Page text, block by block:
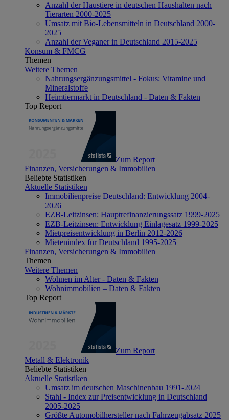
Anzahl der Haustiere in deutschen Haushalten nach
Tierarten 2000-2025
Umsatz mit Bio-Lebensmitteln in Deutschland 2000-
2025
Anzahl der Veganer in Deutschland 2015-2025
Konsum & FMCG
Themen
Weitere Themen
Nahrungsergänzungsmittel - Fokus: Vitamine und
Mineralstoffe
Heimtiermarkt in Deutschland - Daten & Fakten
Top Report
Zum Report
Finanzen, Versicherungen & Immobilien
Beliebte Statistiken
Aktuelle Statistiken
Immobilienpreise Deutschland: Entwicklung 2004-
2026
EZB-Leitzinsen: Hauptrefinanzierungssatz 1999-2025
EZB-Leitzinsen: Entwicklung Einlagesatz 1999-2025
Mietpreisentwicklung in Berlin 2012-2026
Mietenindex für Deutschland 1995-2025
Finanzen, Versicherungen & Immobilien
Themen
Weitere Themen
Wohnen im Alter - Daten & Fakten
Wohnimmobilien – Daten & Fakten
Top Report
Zum Report
Metall & Elektronik
Beliebte Statistiken
Aktuelle Statistiken
Umsatz im deutschen Maschinenbau 1991-2024
Stahl - Index zur Preisentwicklung in Deutschland
2005-2025
Größte Automobilhersteller nach Fahrzeugabsatz 2025